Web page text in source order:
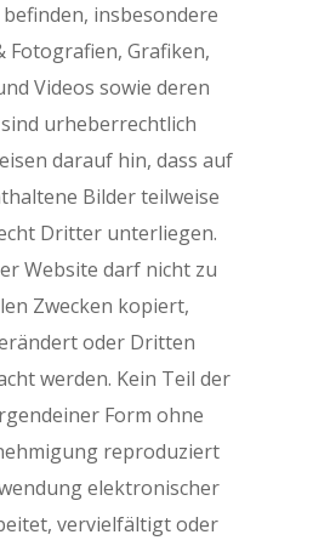
insbesondere
Fotografien, Grafiken,
Videos sowie deren
urheberrechtlich
darauf hin, dass auf
Bilder teilweise
Dritter unterliegen.
Website darf nicht zu
Zwecken kopiert,
oder Dritten
werden. Kein Teil der
Form ohne
reproduziert
elektronischer
vervielfältigt oder